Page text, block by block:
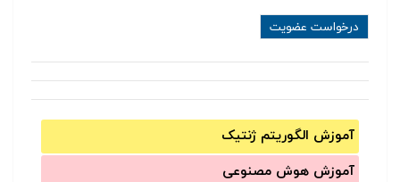
آموزش الگوریتم ژنتیک
آموزش‌ هوش مصنوعی